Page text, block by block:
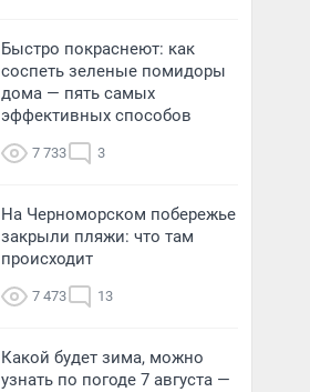
Быстро покраснеют: как
соспеть зеленые помидоры
дома — пять самых
эффективных способов
7 733 3
На Черноморском побережье
закрыли пляжи: что там
происходит
7 473 13
Какой будет зима, можно
узнать по погоде 7 августа —